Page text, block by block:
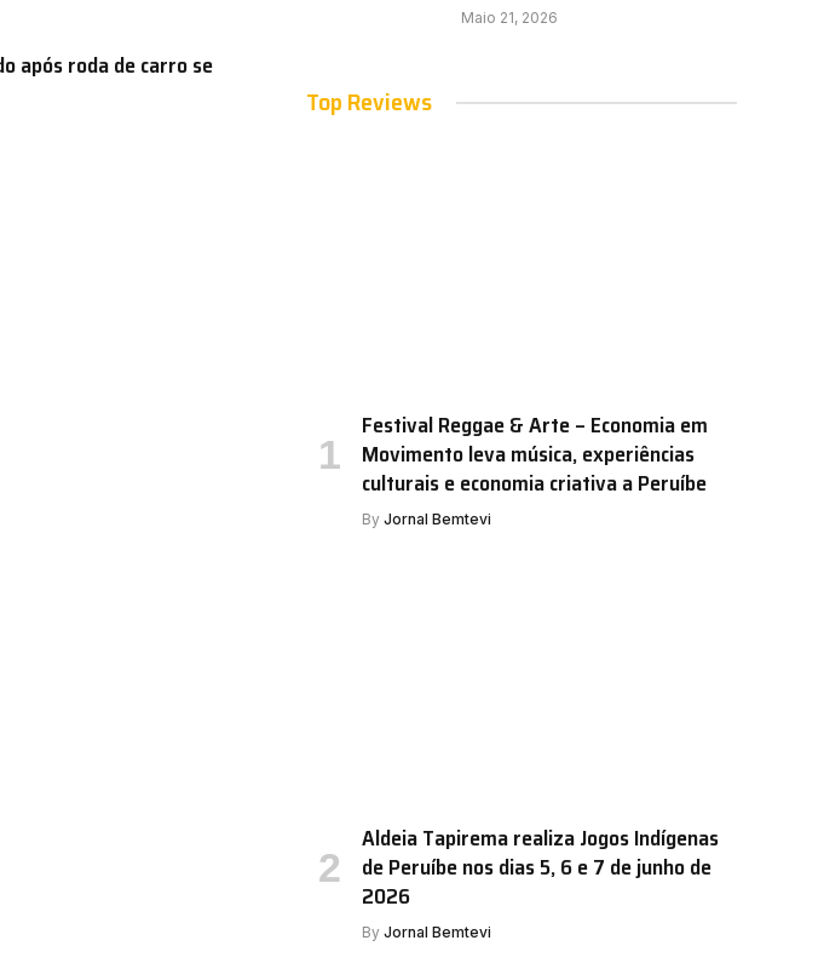
após roda de carro se
Maio 21, 2026
Top Reviews
Festival Reggae & Arte – Economia em
Movimento leva música, experiências
culturais e economia criativa a Peruíbe
By Jornal Bemtevi
Aldeia Tapirema realiza Jogos Indígenas
de Peruíbe nos dias 5, 6 e 7 de junho de
2026
By Jornal Bemtevi